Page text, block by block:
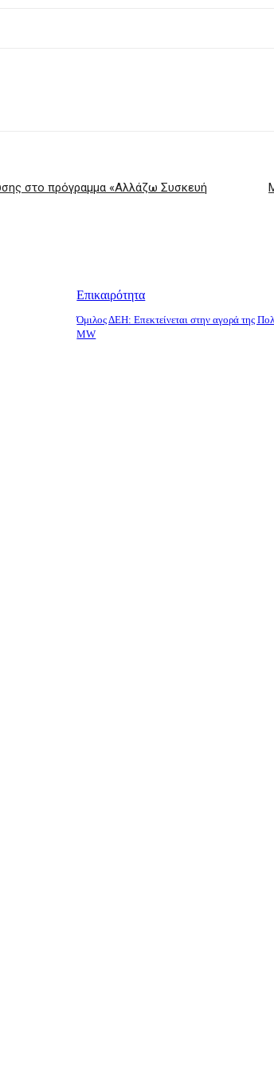
στο πρόγραμμα «Αλλάζω Συσκευή
Επικαιρότητα
Όμιλος ΔΕΗ: Επεκτείνεται στην αγορά της
MW